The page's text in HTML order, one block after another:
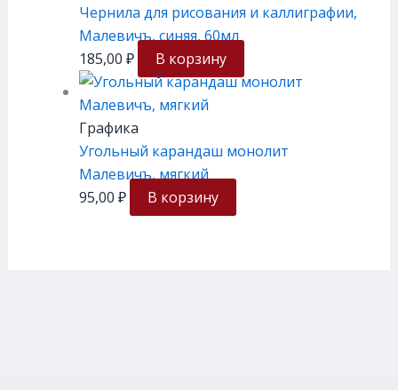
Чернила для рисования и каллиграфии,
Малевичъ, синяя, 60мл
185,00 ₽ В корзину
Графика
Угольный карандаш монолит
Малевичъ, мягкий
95,00 ₽ В корзину